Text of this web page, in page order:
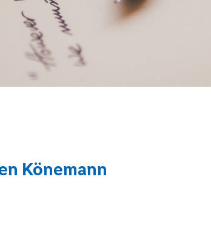
Könemann